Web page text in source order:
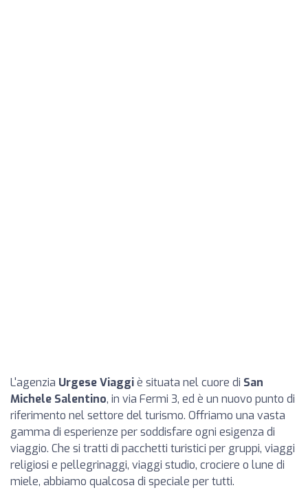
L'agenzia Urgese Viaggiè situata nel cuore di San
Michele Salentino, in via Fermi 3, ed è un nuovo punto di
riferimento nel settore del turismo. Offriamo una vasta
gamma di esperienze per soddisfare ogni esigenza di
viaggio. Che si tratti di pacchetti turistici per gruppi, viaggi
religiosi e pellegrinaggi, viaggi studio, crociere o lune di
miele, abbiamo qualcosa di speciale per tutti.